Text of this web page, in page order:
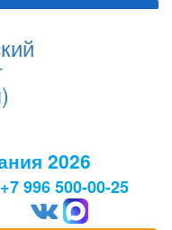
2026
+7 996 500-00-25